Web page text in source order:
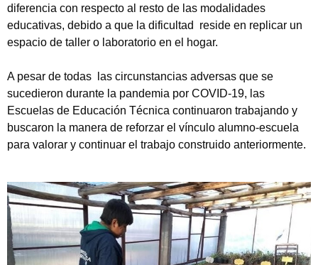
diferencia con respecto al resto de las modalidades
educativas, debido a que la dificultad reside en replicar un
espacio de taller o laboratorio en el hogar.
A pesar de todas las circunstancias adversas que se
sucedieron durante la pandemia por COVID-19, las
Escuelas de Educación Técnica continuaron trabajando y
buscaron la manera de reforzar el vínculo alumno-escuela
para valorar y continuar el trabajo construido anteriormente.